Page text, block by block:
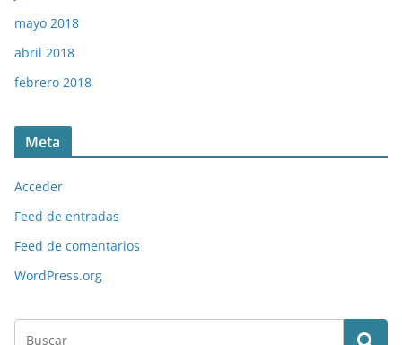
mayo 2018
abril 2018
febrero 2018
Meta
Acceder
Feed de entradas
Feed de comentarios
WordPress.org